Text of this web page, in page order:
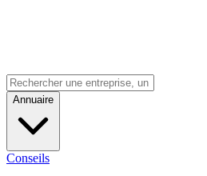
Annuaire
Conseils